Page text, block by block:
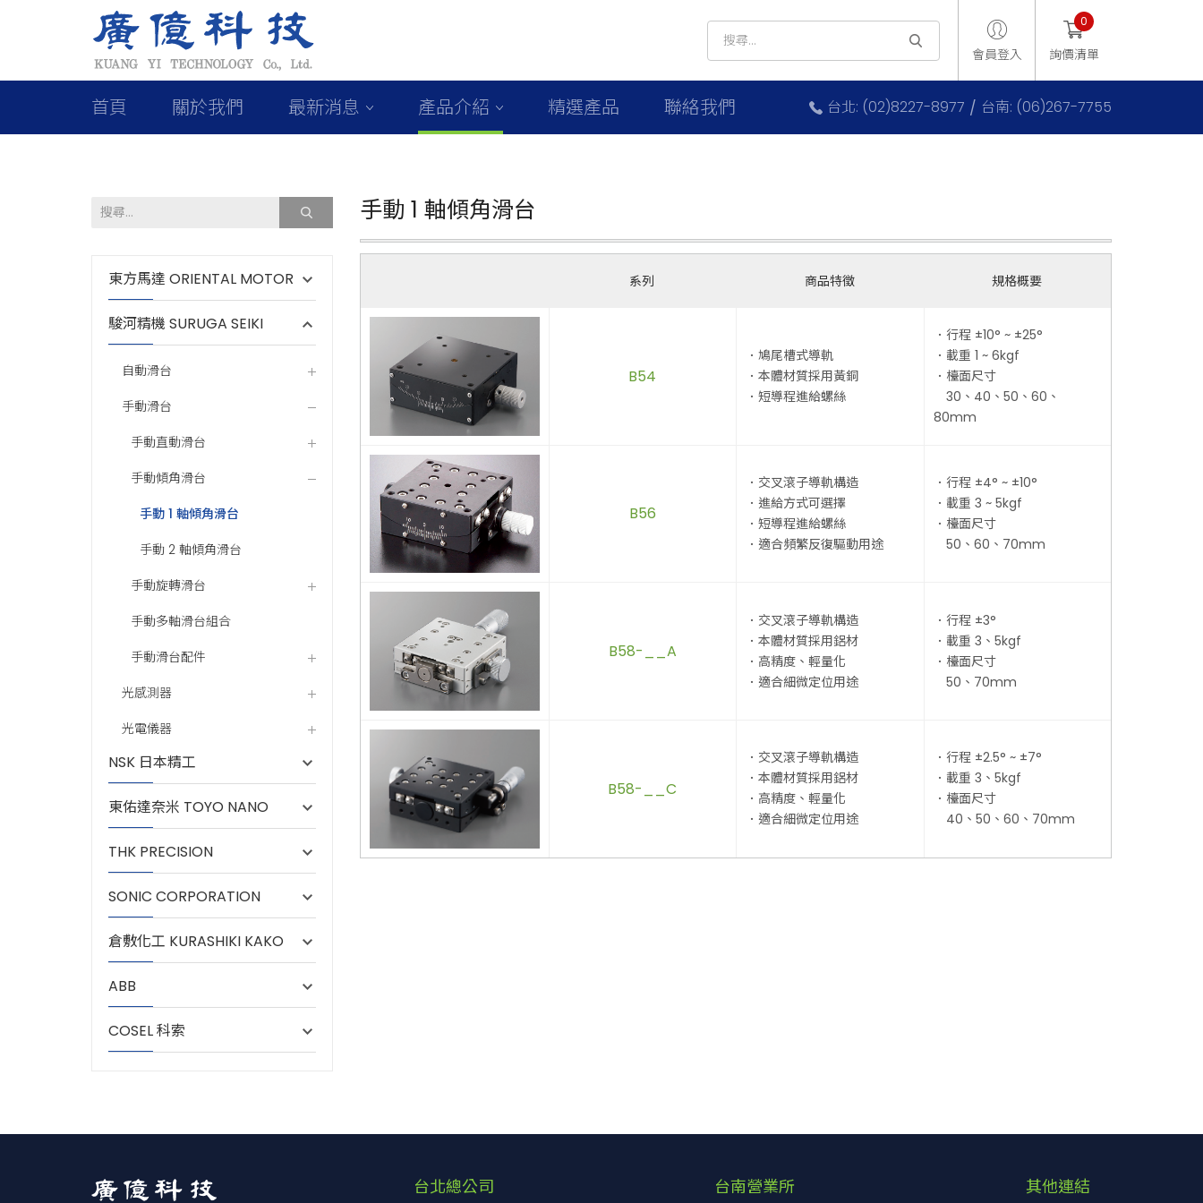
會員登入 詢價清單
0
首頁 關於我們 最新消息 產品介紹 精選產品 聯絡我們 台北: (02)8227-8977 台南: (06)267-7755
東方馬達 ORIENTAL MOTOR
駿河精機 SURUGA SEIKI
自動滑台
手動滑台
手動直動滑台
手動傾角滑台
手動 1 軸傾角滑台
手動 2 軸傾角滑台
手動旋轉滑台
手動多軸滑台組合
手動滑台配件
光感測器
光電儀器
NSK 日本精工
東佑達奈米 TOYO NANO
THK PRECISION
SONIC CORPORATION
倉敷化工 KURASHIKI KAKO
ABB
COSEL 科索
手動 1 軸傾角滑台
系列 商品特徵 規格概要
B54
．鳩尾槽式導軌
．本體材質採用黃銅
．短導程進給螺絲
．行程 ±10° ~ ±25°
．載重 1 ~ 6kgf
．檯面尺寸
30、40、50、60、
80mm
B56
．交叉滾子導軌構造
．進給方式可選擇
．短導程進給螺絲
．適合頻繁反復驅動用途
．行程 ±4° ~ ±10°
．載重 3 ~ 5kgf
．檯面尺寸
50、60、70mm
B58-__A
．交叉滾子導軌構造
．本體材質採用鋁材
．高精度、輕量化
．適合細微定位用途
．行程 ±3°
．載重 3、5kgf
．檯面尺寸
50、70mm
B58-__C
．交叉滾子導軌構造
．本體材質採用鋁材
．高精度、輕量化
．適合細微定位用途
．行程 ±2.5° ~ ±7°
．載重 3、5kgf
．檯面尺寸
40、50、60、70mm
台北總公司 台南營業所 其他連結